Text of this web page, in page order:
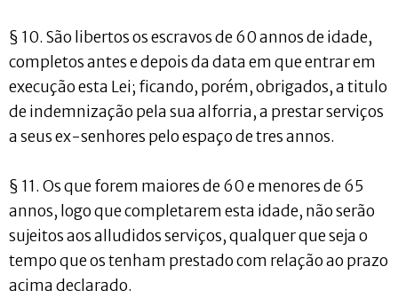
§ 10. São libertos os escravos de 60 annos de idade,
completos antes e depois da data em que entrar em
execução esta Lei; ficando, porém, obrigados, a titulo
de indemnização pela sua alforria, a prestar serviços
a seus ex-senhores pelo espaço de tres annos.
§ 11. Os que forem maiores de 60 e menores de 65
annos, logo que completarem esta idade, não serão
sujeitos aos alludidos serviços, qualquer que seja o
tempo que os tenham prestado com relação ao prazo
acima declarado.